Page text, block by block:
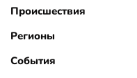
Происшествия
Регионы
События